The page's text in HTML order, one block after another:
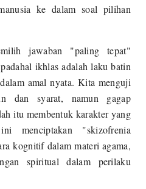
ke dalam soal pilihan
jawaban "paling tepat"
ikhlas adalah laku batin
amal nyata. Kita menguji
dan syarat, namun gagap
itu membentuk karakter yang
menciptakan "skizofrenia
kognitif dalam materi agama,
spiritual dalam perilaku